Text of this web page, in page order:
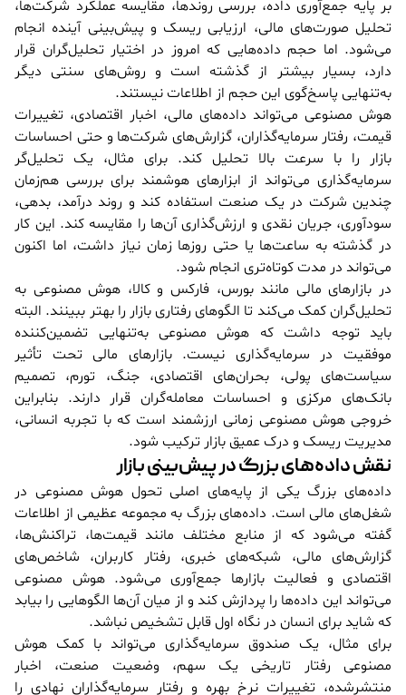
بر پایه جمع‌آوری داده، بررسی روندها، مقایسه عملکرد شرکت‌ها،
تحلیل صورت‌های مالی، ارزیابی ریسک و پیش‌بینی آینده انجام
می‌شود. اما حجم داده‌هایی که امروز در اختیار تحلیل‌گران قرار
دارد، بسیار بیشتر از گذشته است و روش‌های سنتی دیگر
به‌تنهایی پاسخ‌گوی این حجم از اطلاعات نیستند.
هوش مصنوعی می‌تواند داده‌های مالی، اخبار اقتصادی، تغییرات
قیمت، رفتار سرمایه‌گذاران، گزارش‌های شرکت‌ها و حتی احساسات
بازار را با سرعت بالا تحلیل کند. برای مثال، یک تحلیل‌گر
سرمایه‌گذاری می‌تواند از ابزارهای هوشمند برای بررسی هم‌زمان
چندین شرکت در یک صنعت استفاده کند و روند درآمد، بدهی،
سودآوری، جریان نقدی و ارزش‌گذاری آن‌ها را مقایسه کند. این کار
در گذشته به ساعت‌ها یا حتی روزها زمان نیاز داشت، اما اکنون
می‌تواند در مدت کوتاه‌تری انجام شود.
در بازارهای مالی مانند بورس، فارکس و کالا، هوش مصنوعی به
تحلیل‌گران کمک می‌کند تا الگوهای رفتاری بازار را بهتر ببینند. البته
باید توجه داشت که هوش مصنوعی به‌تنهایی تضمین‌کننده
موفقیت در سرمایه‌گذاری نیست. بازارهای مالی تحت تأثیر
سیاست‌های پولی، بحران‌های اقتصادی، جنگ، تورم، تصمیم
بانک‌های مرکزی و احساسات معامله‌گران قرار دارند. بنابراین
خروجی هوش مصنوعی زمانی ارزشمند است که با تجربه انسانی،
مدیریت ریسک و درک عمیق بازار ترکیب شود.
نقش داده‌های بزرگ در پیش‌بینی بازار
داده‌های بزرگ یکی از پایه‌های اصلی تحول هوش مصنوعی در
شغل‌های مالی است. داده‌های بزرگ به مجموعه عظیمی از اطلاعات
گفته می‌شود که از منابع مختلف مانند قیمت‌ها، تراکنش‌ها،
گزارش‌های مالی، شبکه‌های خبری، رفتار کاربران، شاخص‌های
اقتصادی و فعالیت بازارها جمع‌آوری می‌شود. هوش مصنوعی
می‌تواند این داده‌ها را پردازش کند و از میان آن‌ها الگوهایی را بیابد
که شاید برای انسان در نگاه اول قابل تشخیص نباشد.
برای مثال، یک صندوق سرمایه‌گذاری می‌تواند با کمک هوش
مصنوعی رفتار تاریخی یک سهم، وضعیت صنعت، اخبار
منتشرشده، تغییرات نرخ بهره و رفتار سرمایه‌گذاران نهادی را